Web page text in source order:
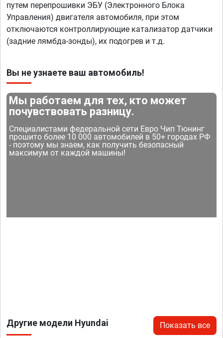
путем перепрошивки ЭБУ (Электронного Блока
Управления) двигателя автомобиля, при этом
отключаются контроллирующие катализатор датчики
(задние лямбда-зонды), их подогрев и т.д.
Вы не узнаете ваш автомобиль!
Мы работаем для тех, кто может
почувствовать разницу.
Специалистами федеральной сети Евро Чип Тюнинг
прошито более 10 000 автомобилей в 50+ городах РФ
- поэтому мы знаем, как получить безопасный
максимум от каждой машины!
Другие модели Hyundai Показать все